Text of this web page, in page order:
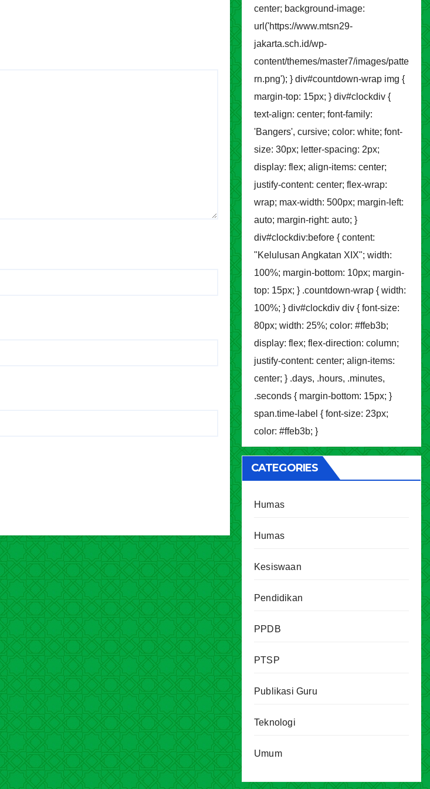
center; background-image:
url('https://www.mtsn29-
jakarta.sch.id/wp-
content/themes/master7/images/patte
rn.png'); } div#countdown-wrap img {
margin-top: 15px; } div#clockdiv {
text-align: center; font-family:
'Bangers', cursive; color: white; font-
size: 30px; letter-spacing: 2px;
display: flex; align-items: center;
justify-content: center; flex-wrap:
wrap; max-width: 500px; margin-left:
auto; margin-right: auto; }
div#clockdiv:before { content:
"Kelulusan Angkatan XIX"; width:
100%; margin-bottom: 10px; margin-
top: 15px; } .countdown-wrap { width:
100%; } div#clockdiv div { font-size:
80px; width: 25%; color: #ffeb3b;
display: flex; flex-direction: column;
justify-content: center; align-items:
center; } .days, .hours, .minutes,
.seconds { margin-bottom: 15px; }
span.time-label { font-size: 23px;
color: #ffeb3b; }
CATEGORIES
Humas
Humas
Kesiswaan
Pendidikan
PPDB
PTSP
Publikasi Guru
Teknologi
Umum